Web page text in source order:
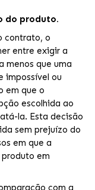
do produto.
contrato, o
entre exigir a
menos que uma
impossível ou
em que o
escolhida ao
la. Esta decisão
sem prejuízo do
em que a
em
com a